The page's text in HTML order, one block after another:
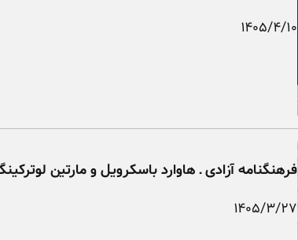
۱۴۰۵/۴/۱۰
فرهنگنامه آزادی ـ هاوارد باسکرویل و مارتین
۱۴۰۵/۳/۲۷